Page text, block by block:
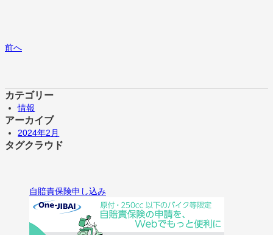
前へ
カテゴリー
情報
アーカイブ
2024年2月
タグクラウド
自賠責保険申し込み